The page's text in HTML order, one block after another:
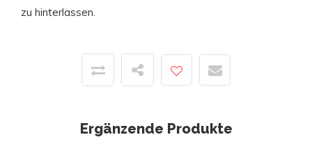
zu hinterlassen.
Ergänzende Produkte